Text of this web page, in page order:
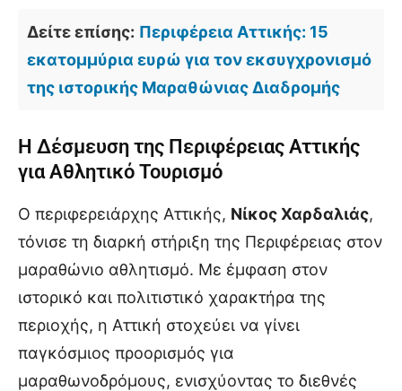
Δείτε επίσης: Περιφέρεια Αττικής: 15
εκατομμύρια ευρώ για τον εκσυγχρονισμό
της ιστορικής Μαραθώνιας Διαδρομής
Η Δέσμευση της Περιφέρειας Αττικής
για Αθλητικό Τουρισμό
Ο περιφερειάρχης Αττικής, Νίκος Χαρδαλιάς,
τόνισε τη διαρκή στήριξη της Περιφέρειας στον
μαραθώνιο αθλητισμό. Με έμφαση στον
ιστορικό και πολιτιστικό χαρακτήρα της
περιοχής, η Αττική στοχεύει να γίνει
παγκόσμιος προορισμός για
μαραθωνοδρόμους, ενισχύοντας το διεθνές